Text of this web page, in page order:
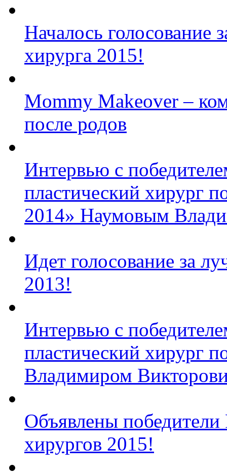
Началось голосование
хирурга 2015!
Mommy Makeover –
после родов
Интервью с
пластический хирург
2014» Наумовым
Идет голосование за
2013!
Интервью с
пластический хирург
Владимиром
Объявлены
хирургов 2015!